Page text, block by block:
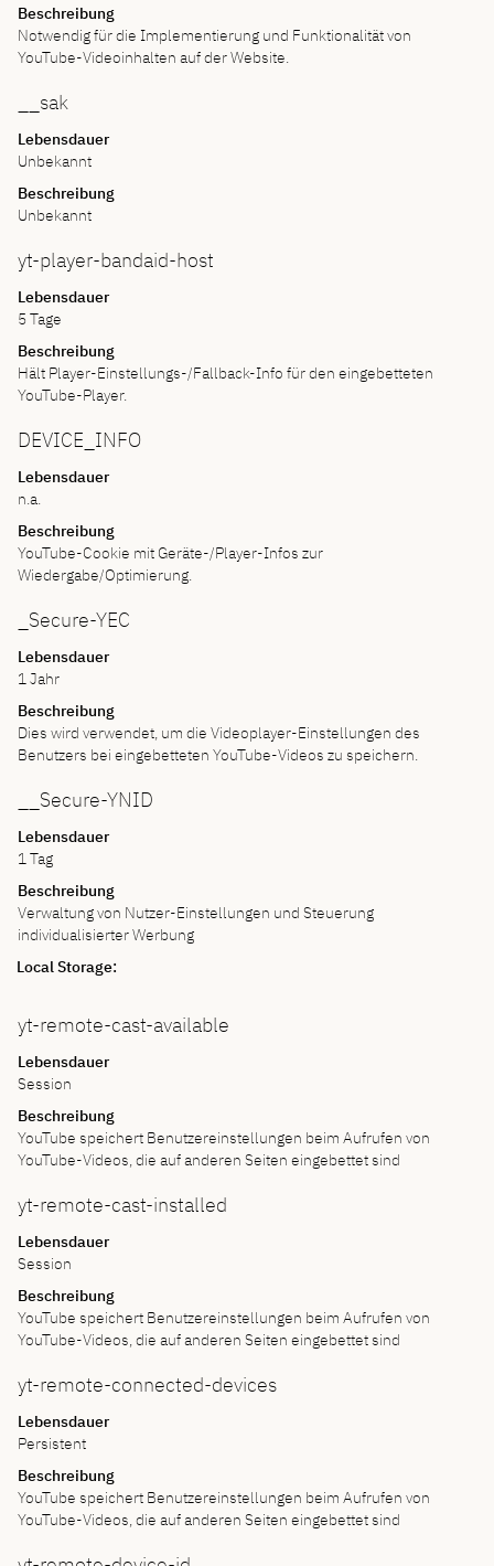
Beschreibung
Notwendig für die Implementierung und Funktionalität von
YouTube-Videoinhalten auf der Website.
__sak
Lebensdauer
Unbekannt
Beschreibung
Unbekannt
yt-player-bandaid-host
Lebensdauer
5 Tage
Beschreibung
Hält Player-Einstellungs-/Fallback-Info für den eingebetteten
YouTube-Player.
DEVICE_INFO
Lebensdauer
n.a.
Beschreibung
YouTube-Cookie mit Geräte-/Player-Infos zur
Wiedergabe/Optimierung.
_Secure-YEC
Lebensdauer
1 Jahr
Beschreibung
Dies wird verwendet, um die Videoplayer-Einstellungen des
Benutzers bei eingebetteten YouTube-Videos zu speichern.
__Secure-YNID
Lebensdauer
1 Tag
Beschreibung
Verwaltung von Nutzer-Einstellungen und Steuerung
individualisierter Werbung
Local Storage:
yt-remote-cast-available
Lebensdauer
Session
Beschreibung
YouTube speichert Benutzereinstellungen beim Aufrufen von
YouTube-Videos, die auf anderen Seiten eingebettet sind
yt-remote-cast-installed
Lebensdauer
Session
Beschreibung
YouTube speichert Benutzereinstellungen beim Aufrufen von
YouTube-Videos, die auf anderen Seiten eingebettet sind
yt-remote-connected-devices
Lebensdauer
Persistent
Beschreibung
YouTube speichert Benutzereinstellungen beim Aufrufen von
YouTube-Videos, die auf anderen Seiten eingebettet sind